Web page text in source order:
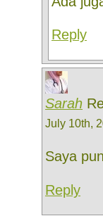
Reply
Sarah
July 10th,
Saya
Reply